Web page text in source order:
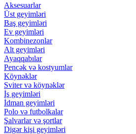
Aksesuarlar
Üst geyimləri
Baş geyimləri
Ev geyimləri
Kombinezonlar
Alt geyimləri
Ayaqqabılar
Pencək və kostyumlar
Köynəklər
Sviter və köynəklər
İş geyimləri
İdman geyimləri
Polo və futbolkalar
Şalvarlar və şortlar
Digər kişi geyimləri